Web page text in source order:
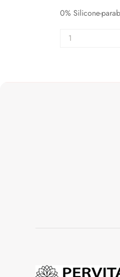
0% Silicone-